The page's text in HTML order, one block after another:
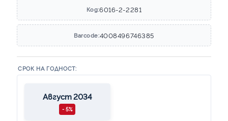
Код:6016-2-2281
Barcode:4008496746385
СРОК НА ГОДНОСТ:
Август 2034
- 5%